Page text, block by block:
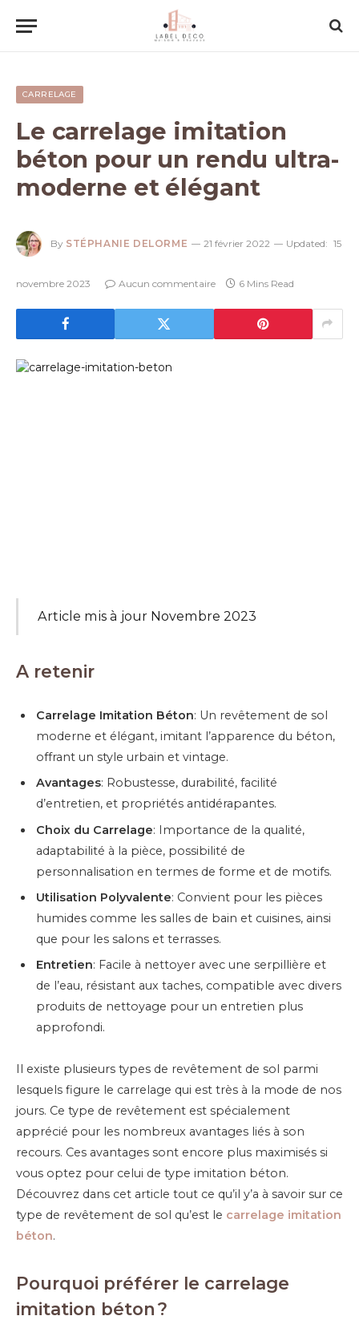
CARRELAGE
Le carrelage imitation
béton pour un rendu ultra-
moderne et élégant
By STÉPHANIE DELORME 21 février 2022 Updated: 15
novembre 2023 Aucun commentaire 6 Mins Read
Article mis à jour Novembre 2023
A retenir
Carrelage Imitation Béton: Un revêtement de sol
moderne et élégant, imitant l’apparence du béton,
offrant un style urbain et vintage.
Avantages: Robustesse, durabilité, facilité
d’entretien, et propriétés antidérapantes.
Choix du Carrelage: Importance de la qualité,
adaptabilité à la pièce, possibilité de
personnalisation en termes de forme et de motifs.
Utilisation Polyvalente: Convient pour les pièces
humides comme les salles de bain et cuisines, ainsi
que pour les salons et terrasses.
Entretien: Facile à nettoyer avec une serpillière et
de l’eau, résistant aux taches, compatible avec divers
produits de nettoyage pour un entretien plus
approfondi.
Il existe plusieurs types de revêtement de sol parmi
lesquels figure le carrelage qui est très à la mode de nos
jours. Ce type de revêtement est spécialement
apprécié pour les nombreux avantages liés à son
recours. Ces avantages sont encore plus maximisés si
vous optez pour celui de type imitation béton.
Découvrez dans cet article tout ce qu’il y’a à savoir sur ce
type de revêtement de sol qu’est le carrelage imitation
béton.
Pourquoi préférer le carrelage
imitation béton ?